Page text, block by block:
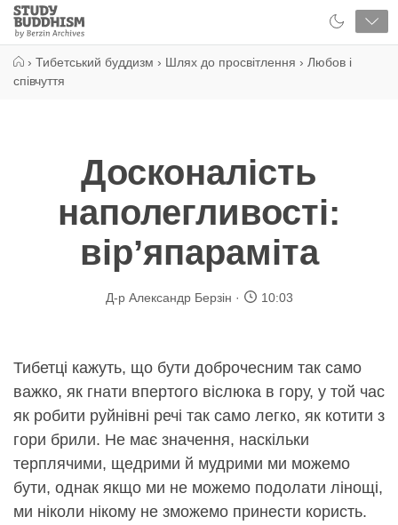
Close
Study
Buddhism
› Тибетський буддизм › Шлях до просвітлення › Любов і
співчуття
Досконалість
наполегливості:
вірʼяпараміта
Д-р Александр Берзін 10:03
Тибетці кажуть, що бути доброчесним так само
важко, як гнати впертого віслюка в гору, у той час
як робити руйнівні речі так само легко, як котити з
гори брили. Не має значення, наскільки
терплячими, щедрими й мудрими ми можемо
бути, однак якщо ми не можемо подолати лінощі,
ми ніколи нікому не зможемо принести користь.